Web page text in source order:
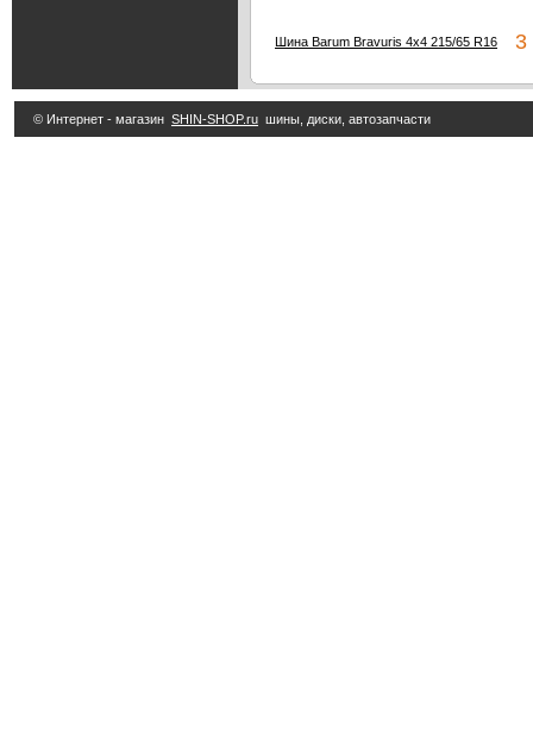
Шина Barum Bravuris 4x4 215/65 R16 3
© Интернет - магазин SHIN-SHOP.ru шины, диски, автозапчасти